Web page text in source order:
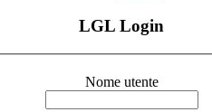
LGL Login
Nome utente